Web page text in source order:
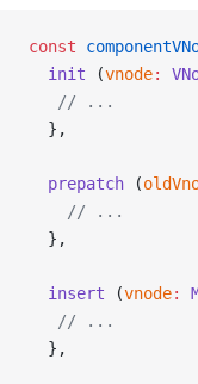
const
  init
(vnode:
   // ...
  },
  prepatch
(
    // ...
  },
  insert
(vnode:
   // ...
  },